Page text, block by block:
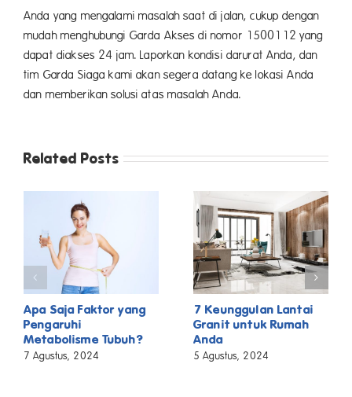
Anda yang mengalami masalah saat di jalan, cukup dengan
mudah menghubungi Garda Akses di nomor 1500112 yang
dapat diakses 24 jam. Laporkan kondisi darurat Anda, dan
tim Garda Siaga kami akan segera datang ke lokasi Anda
dan memberikan solusi atas masalah Anda.
Related Posts
Apa Saja Faktor yang
Pengaruhi
Metabolisme Tubuh?
7 Agustus, 2024
7 Keunggulan Lantai
Granit untuk Rumah
Anda
5 Agustus, 2024